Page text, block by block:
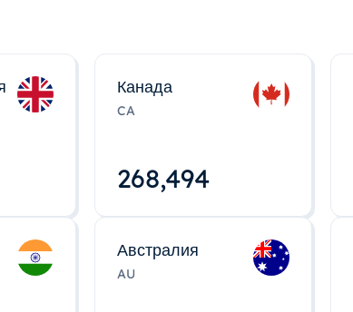
Канада
CA
268,495
Австралия
AU